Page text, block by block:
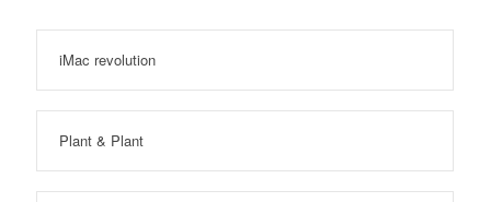
iMac revolution
Plant & Plant